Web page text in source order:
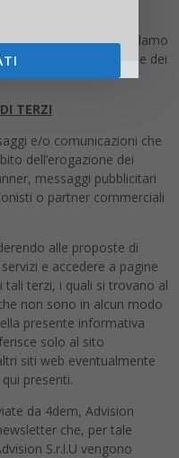
diritto di proporre reclamo
per la Protezione dei
TERZI
e/o comunicazioni che
dell’erogazione dei
messaggi pubblicitari
o partner commerciali
alle proposte di
e accedere a pagine
tali terzi, i quali si trovano al
non sono in alcun modo
presente informativa
solo al sito
siti web eventualmente
presenti.
da 4dem, Advision
che, per tale
S.r.l.U vengono